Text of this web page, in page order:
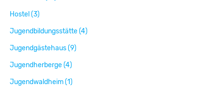
Hostel (3)
Jugendbildungsstätte (4)
Jugendgästehaus (9)
Jugendherberge (4)
Jugendwaldheim (1)